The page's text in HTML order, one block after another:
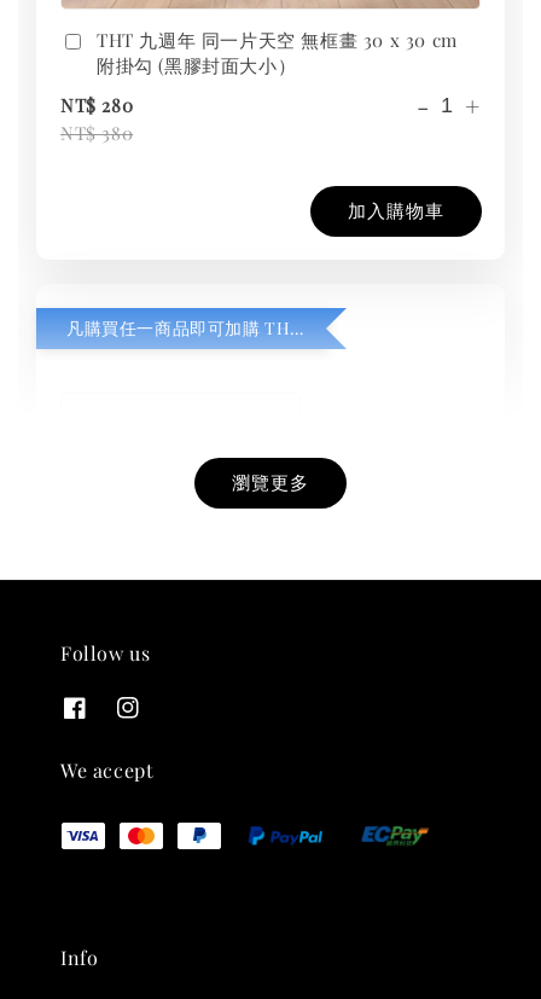
THT 九週年 同一片天空 無框畫 30 x 30 cm
附掛勾 (黑膠封面大小）
NT$ 280
NT$ 380
- +
加入購物車
凡購買任一商品即可加購 THT 九週年紀念 T-shirt
THT 九週年紀念 T-shirt
NT$ 880
加入購物車
瀏覽更多
Follow us
We accept
Info